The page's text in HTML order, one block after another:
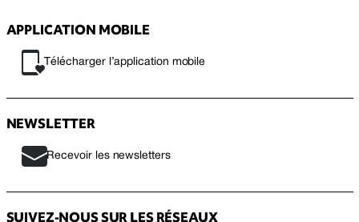
APPLICATION MOBILE
Télécharger l’application mobile
NEWSLETTER
Recevoir les newsletters
SUIVEZ-NOUS SUR LES RÉSEAUX